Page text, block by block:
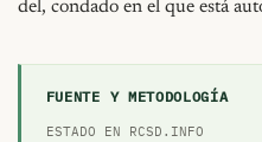
FUENTE Y METODOLOGÍA
ESTADO EN RCSD.INFO